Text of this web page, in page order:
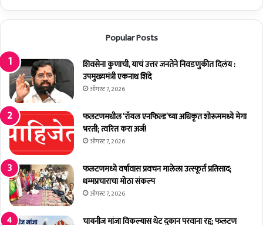
उ
न
;
चि
त्र
का
र
वि
ज
य
कु
मा
र
धु
मा
मी
फ
ल
ट
श
ह
र
पो
ली
स
ठा
ण्या
त
आ
Popular Posts
शिवसेना कुणाची, याचं उत्तर जनतेने निवडणुकीत दिलंय :
उपमुख्यमंत्री एकनाथ शिंदे
ऑगस्ट 7, 2026
फलटणमधील ‘रॉयल एनफिल्ड’च्या अधिकृत शोरूममध्ये मेगा
भरती; त्वरित करा अर्ज!
ऑगस्ट 7, 2026
फलटणमध्ये वर्षावास प्रवचन मालेला उत्स्फूर्त प्रतिसाद;
धम्मप्रचाराचा मोठा संकल्प
ऑगस्ट 7, 2026
चायनीज मांजा विकल्यास थेट दुकान परवाना रद्द; फलटण